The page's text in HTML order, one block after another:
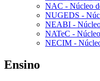
NAC - Núcleo
NUGEDS -
NEABI - Núcleo
NATeC -
NECIM -
Ensino